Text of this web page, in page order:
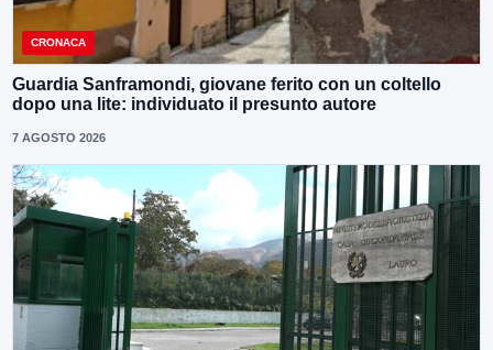
CRONACA
Guardia Sanframondi, giovane ferito con un coltello
dopo una lite: individuato il presunto autore
7 AGOSTO 2026